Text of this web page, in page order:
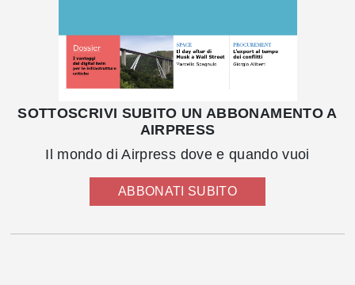
SOTTOSCRIVI SUBITO UN ABBONAMENTO A
AIRPRESS
Il mondo di Airpress dove e quando vuoi
ABBONATI SUBITO